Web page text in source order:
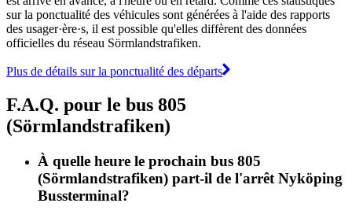
sur la ponctualité des véhicules sont générées à l'aide des rapports
des usager·ère·s, il est possible qu'elles diffèrent des données
officielles du réseau Sörmlandstrafiken.
Plus de détails sur la ponctualité des départs
F.A.Q. pour le bus 805
(Sörmlandstrafiken)
À quelle heure le prochain bus 805
(Sörmlandstrafiken) part-il de l'arrêt Nyköping
Bussterminal?